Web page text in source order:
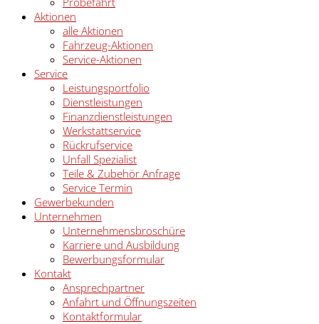
Aktionen
alle Aktionen
Fahrzeug-Aktionen
Service-Aktionen
Service
Leistungsportfolio
Dienstleistungen
Finanzdienstleistungen
Werkstattservice
Rückrufservice
Unfall Spezialist
Teile & Zubehör Anfrage
Service Termin
Gewerbekunden
Unternehmen
Unternehmensbroschüre
Karriere und Ausbildung
Bewerbungsformular
Kontakt
Ansprechpartner
Anfahrt und Öffnungszeiten
Kontaktformular